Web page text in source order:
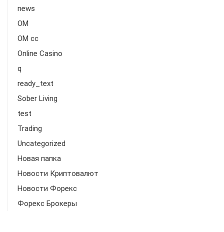
news
OM
OM cc
Online Casino
q
ready_text
Sober Living
test
Trading
Uncategorized
Новая папка
Новости Криптовалют
Новости Форекс
Форекс Брокеры